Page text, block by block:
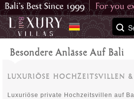
Besondere Anlässe Auf Bali
LUXURIÖSE HOCHZEITSVILLEN
Luxuriöse private Hochzeitsvillen auf